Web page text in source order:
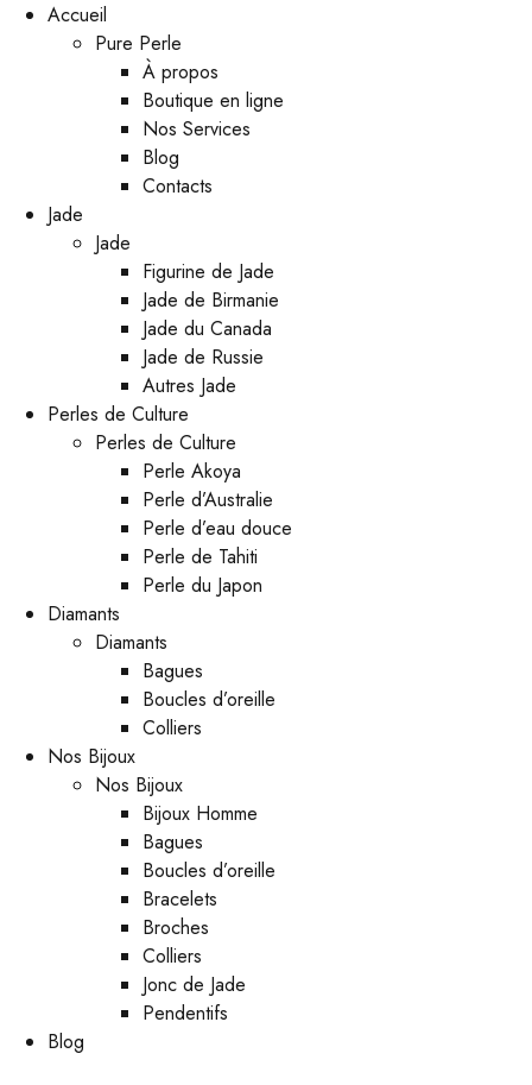
Accueil
Pure Perle
À propos
Boutique en ligne
Nos Services
Blog
Contacts
Jade
Jade
Figurine de Jade
Jade de Birmanie
Jade du Canada
Jade de Russie
Autres Jade
Perles de Culture
Perles de Culture
Perle Akoya
Perle d’Australie
Perle d’eau douce
Perle de Tahiti
Perle du Japon
Diamants
Diamants
Bagues
Boucles d’oreille
Colliers
Nos Bijoux
Nos Bijoux
Bijoux Homme
Bagues
Boucles d’oreille
Bracelets
Broches
Colliers
Jonc de Jade
Pendentifs
Blog